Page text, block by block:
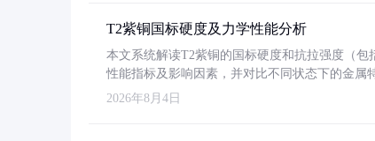
T2紫铜国标硬度及力学性能分析
本文系统解读T2紫铜的国标硬度和抗拉强度（包
性能指标及影响因素，并对比不同状态下的金属
2026年8月4日